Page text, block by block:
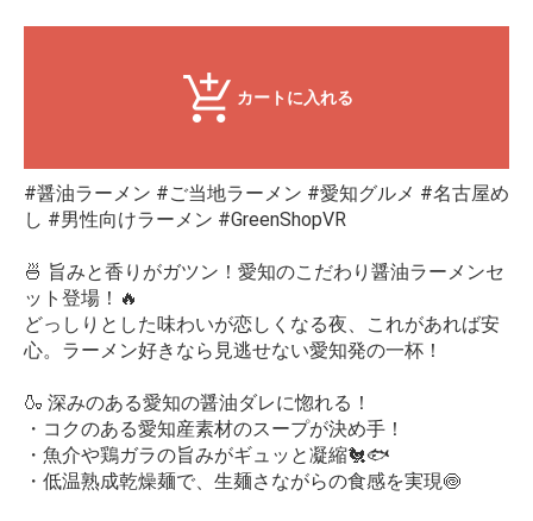
カートに入れる
#醤油ラーメン #ご当地ラーメン #愛知グルメ #名古屋め
し #男性向けラーメン #GreenShopVR
🍜 旨みと香りがガツン！愛知のこだわり醤油ラーメンセ
ット登場！🔥
どっしりとした味わいが恋しくなる夜、これがあれば安
心。ラーメン好きなら見逃せない愛知発の一杯！
🍶 深みのある愛知の醤油ダレに惚れる！
・コクのある愛知産素材のスープが決め手！
・魚介や鶏ガラの旨みがギュッと凝縮🐔🐟
・低温熟成乾燥麺で、生麺さながらの食感を実現🍥